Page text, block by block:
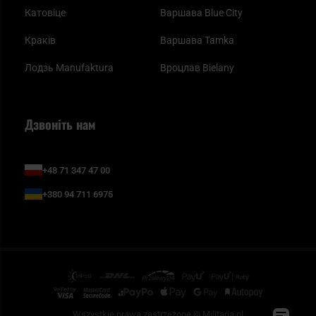
Катовіце
Краків
Лодзь Manufaktura
Варшава Blue City
Варшава Tamka
Вроцлав Bielany
Дзвоніть нам
+48 71 347 47 00
+380 94 711 6975